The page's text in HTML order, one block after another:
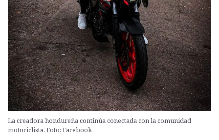
La creadora hondureña continúa conectada con la comunidad
motociclista. Foto: Facebook